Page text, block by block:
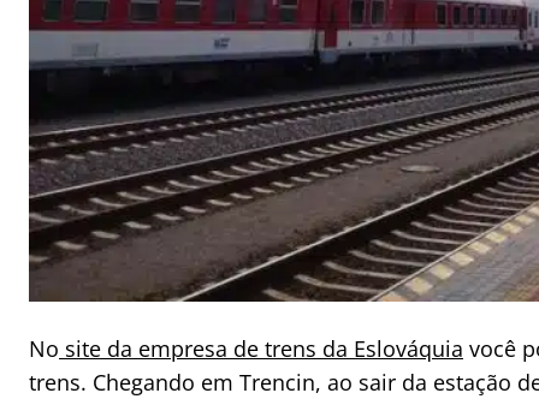
No site da empresa de trens da Eslováquia você
trens. Chegando em Trencin, ao sair da estação